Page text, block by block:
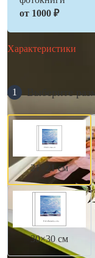
от 1000 ₽
Характеристики
1 Выберите
21×21 см
30×30 см